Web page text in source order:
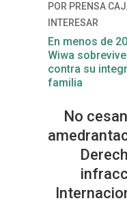
POR PRENSA
INTERESAR
En menos de
Wiwa
contra su
familia
No